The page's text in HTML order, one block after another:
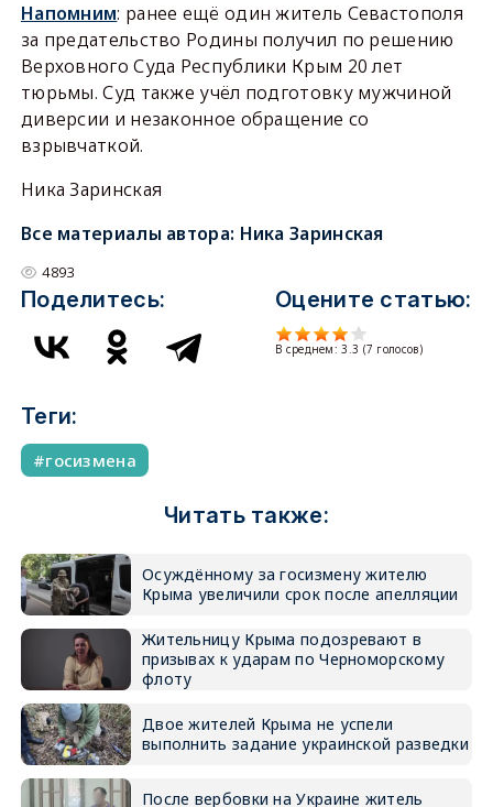
Напомним: ранее ещё один житель Севастополя
за предательство Родины получил по решению
Верховного Суда Республики Крым 20 лет
тюрьмы. Суд также учёл подготовку мужчиной
диверсии и незаконное обращение со
взрывчаткой.
Ника Заринская
Все материалы автора: Ника Заринская
4893
Поделитесь: Оцените статью:
В среднем:3.3 (7 голосов)
Теги:
госизмена
Читать также:
Осуждённому за госизмену жителю
Крыма увеличили срок после апелляции
Жительницу Крыма подозревают в
призывах к ударам по Черноморскому
флоту
Двое жителей Крыма не успели
выполнить задание украинской разведки
После вербовки на Украине житель